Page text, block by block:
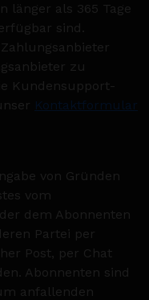
länger als 365 Tage
sind.
zu
Kundensupport-
Kontaktformular
von Gründen
vom
dem Abonnenten
Partei per
Post, per Chat
Abonnenten sind
anfallenden